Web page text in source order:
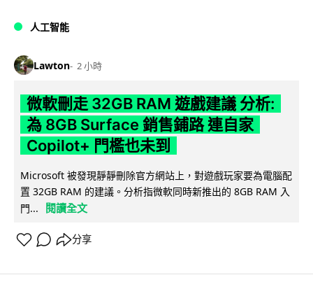
人工智能
Lawton 2 小時
微軟刪走 32GB RAM 遊戲建議 分析:
為 8GB Surface 銷售鋪路 連自家
Copilot+ 門檻也未到
Microsoft 被發現靜靜刪除官方網站上，對遊戲玩家要為電腦配
置 32GB RAM 的建議。分析指微軟同時新推出的 8GB RAM 入
門...
閱讀全文
分享